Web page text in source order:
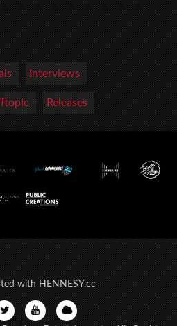
Interviews
Releases
with HENNESY.cc